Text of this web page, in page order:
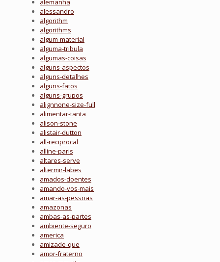
alemanha
alessandro
algorithm
algorithms
algum-material
alguma-tribula
algumas-coisas
alguns-aspectos
alguns-detalhes
alguns-fatos
alguns-grupos
alignnone-size-full
alimentar-tanta
alison-stone
alistair-dutton
all-reciprocal
alline-paris
altares-serve
altermir-labes
amados-doentes
amando-vos-mais
amar-as-pessoas
amazonas
ambas-as-partes
ambiente-seguro
america
amizade-que
amor-fraterno